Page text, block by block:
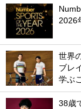
2026
世界
ブレ
学ぶ
38歳